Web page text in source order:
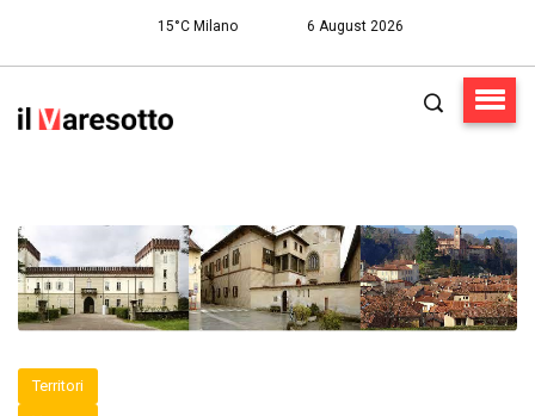
15°C Milano 6 August 2026
Territori